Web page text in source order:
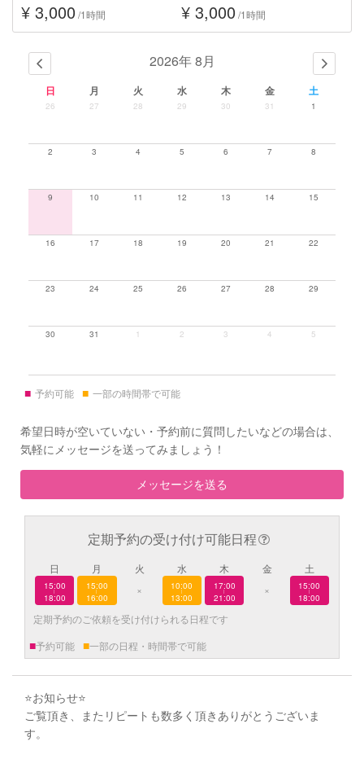
¥ 3,000 /1時間 ¥ 3,000 /1時間
2026年 8月
日 月 火 水 木 金 土
26 27 28 29 30 31 1
2 3 4 5 6 7 8
9 10 11 12 13 14 15
16 17 18 19 20 21 22
23 24 25 26 27 28 29
30 31 1 2 3 4 5
■ 予約可能 ■ 一部の時間帯で可能
希望日時が空いていない・予約前に質問したいなどの場合は、
気軽にメッセージを送ってみましょう！
メッセージを送る
定期予約の受け付け可能日程
日
15:00
|
18:00
月
15:00
|
16:00
火
×
水
10:00
|
13:00
木
17:00
|
21:00
金
×
土
15:00
|
18:00
定期予約のご依頼を受け付けられる日程です
■予約可能 ■一部の日程・時間帯で可能
⭐️お知らせ⭐️
ご覧頂き、またリピートも数多く頂きありがとうございま
す。